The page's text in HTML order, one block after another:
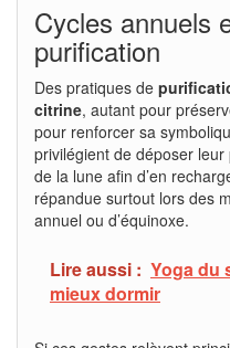
Cycles annuels
purification
Des pratiques de
citrine, autant pour
pour renforcer sa
privilégient de déposer
de la lune afin d’en
répandue surtout lors des
annuel ou d’équinoxe.
Lire aussi : Yoga du
mieux dormir